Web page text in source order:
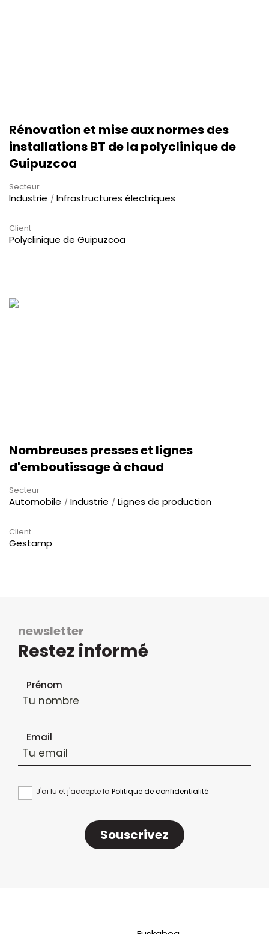
Rénovation et mise aux normes des
installations BT de la polyclinique de
Guipuzcoa
Secteur
Industrie Infrastructures électriques
Client
Polyclinique de Guipuzcoa
Nombreuses presses et lignes
d'emboutissage à chaud
Secteur
Automobile Industrie Lignes de production
Client
Gestamp
newsletter
Restez informé
Formulaire d'inscription à la newsletter
Prénom
Email
J'ai lu et j'accepte la Politique de confidentialité
Souscrivez